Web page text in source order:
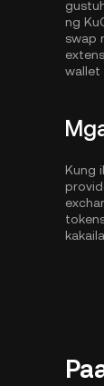
ng
swap
wallet
Kung